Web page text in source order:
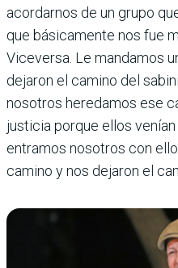
acordarnos de un grupo
que básicamente nos fue
Viceversa. Le mandamos
dejaron el camino del
nosotros heredamos ese
justicia porque ellos
entramos nosotros con
camino y nos dejaron el